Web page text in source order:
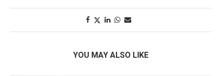
YOU MAY ALSO LIKE